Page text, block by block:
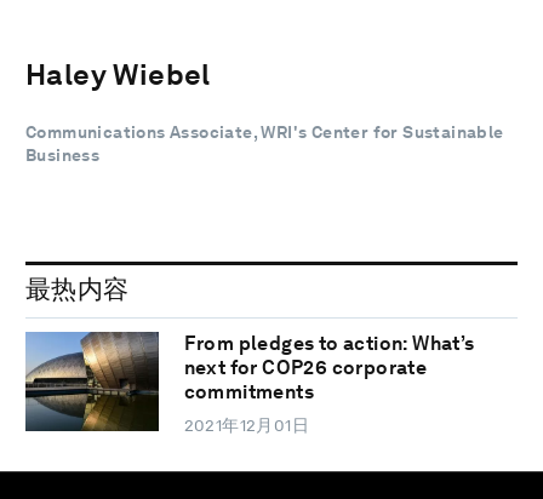
Haley Wiebel
Communications Associate, WRI's Center for Sustainable
Business
最热内容
From pledges to action: What’s
next for COP26 corporate
commitments
2021年12月01日